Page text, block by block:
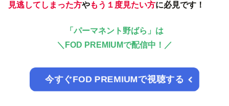
見逃してしまった方やもう１度見たい方に必見です！
「パーマネント野ばら」は
＼ FOD PREMIUMで配信中！／
今すぐFOD PREMIUMで視聴する